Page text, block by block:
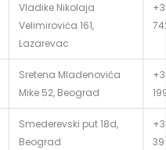
Vladike Nikolaja
Velimirovića 161,
Lazarevac
Sretena Mladenovića
Mike 52, Beograd
Smederevski put 18d,
Beograd